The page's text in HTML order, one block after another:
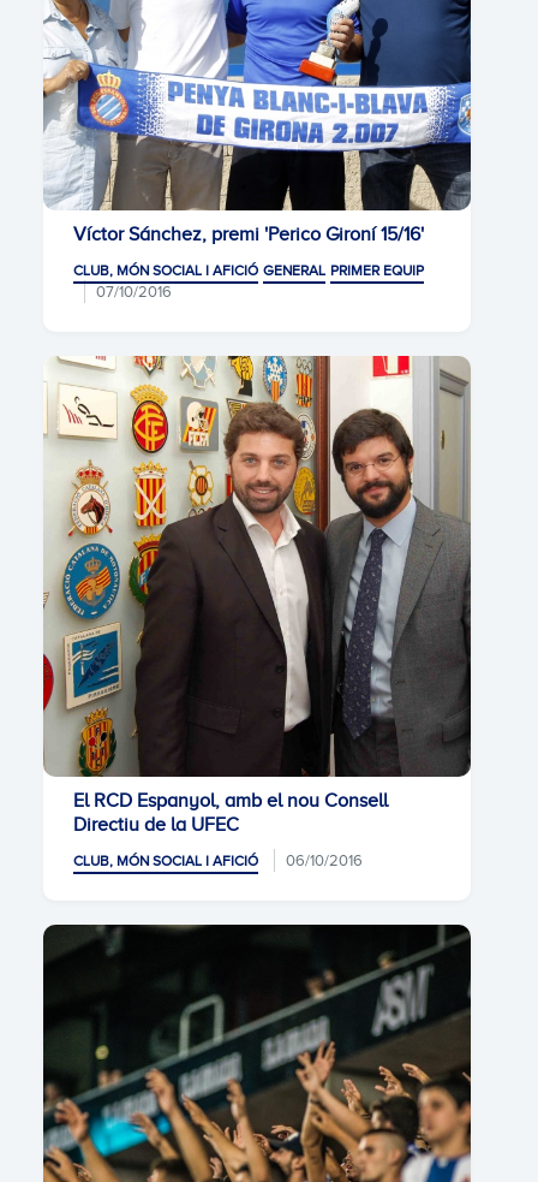
Víctor Sánchez, premi 'Perico Gironí 15/16'
CLUB, MÓN SOCIAL I AFICIÓ GENERAL PRIMER EQUIP
07/10/2016
El RCD Espanyol, amb el nou Consell
Directiu de la UFEC
CLUB, MÓN SOCIAL I AFICIÓ 06/10/2016